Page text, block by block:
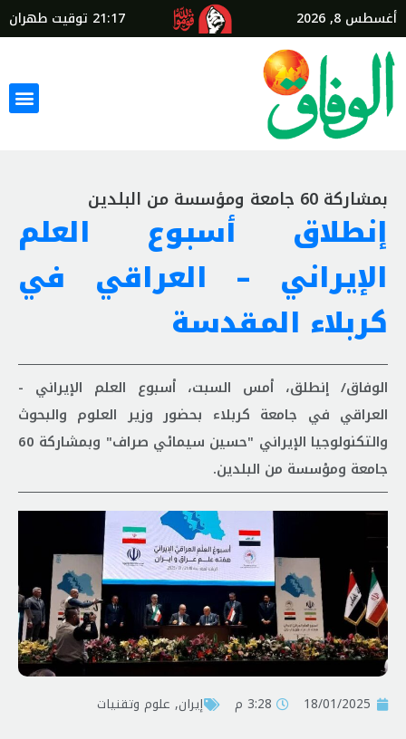
أغسطس 8, 2026 21:17 توقيت طهران
بمشاركة 60 جامعة ومؤسسة من البلدين
إنطلاق أسبوع العلم
الإيراني – العراقي في
كربلاء المقدسة
الوفاق/ إنطلق، أمس السبت، أسبوع العلم الإيراني -
العراقي في جامعة كربلاء بحضور وزير العلوم والبحوث
والتكنولوجيا الإيراني "حسين سيمائي صراف" وبمشاركة 60
جامعة ومؤسسة من البلدين.
18/01/2025 3:28 م إيران, علوم وتقنيات